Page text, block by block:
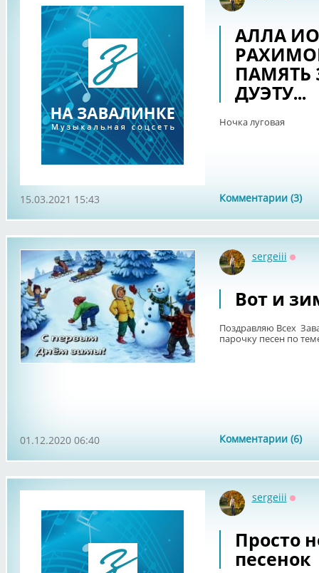
АЛЛА
ПАМЯТЬ
ДУЭТУ...
Ночка луговая
Комментарии (3)
15.03.2021 15:43
sergeiii
Вот и
Поздравляю Всех
парочку песен по
Комментарии (6)
01.12.2020 06:40
sergeiii
Просто
песенок